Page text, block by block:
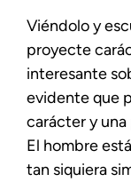
Viéndolo y
proyecte
interesante
evidente que
carácter y una
El hombre
tan siquiera